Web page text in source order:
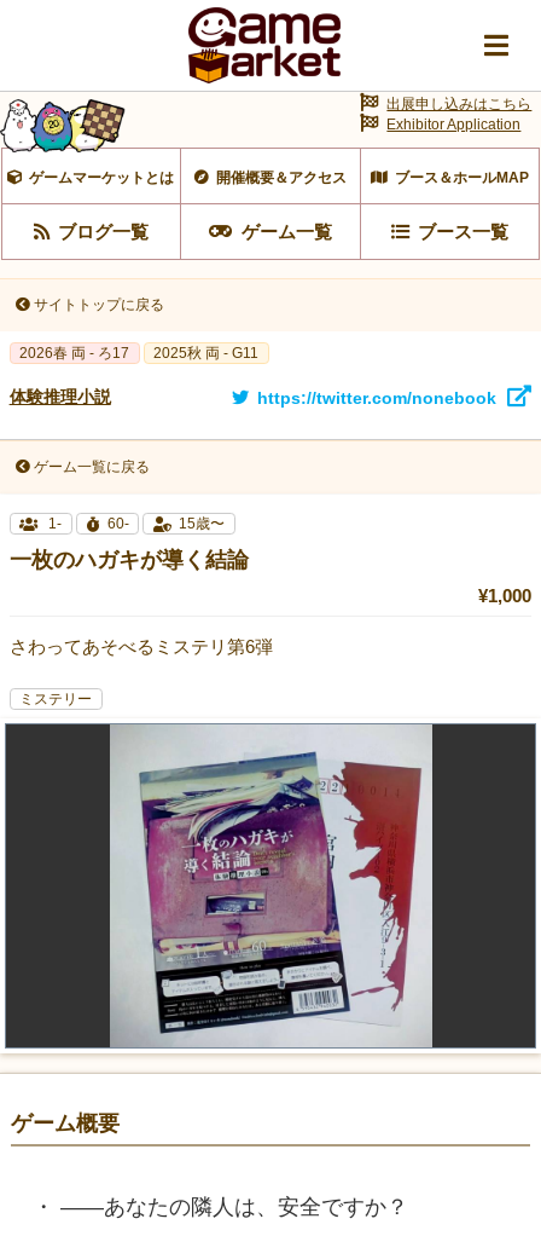
ゲームマーケットとは 開催概要＆アクセス ブース＆ホールMAP
ブログ一覧 ゲーム一覧 ブース一覧
出展申し込みはこちら
Exhibitor Application
サイトトップに戻る
2026春 両 - ろ17 2025秋 両 - G11
体験推理小説 https://twitter.com/nonebook
ゲーム一覧に戻る
1- 60- 15歳〜
一枚のハガキが導く結論
¥1,000
さわってあそべるミステリ第6弾
ミステリー
ゲーム概要
――あなたの隣人は、安全ですか？